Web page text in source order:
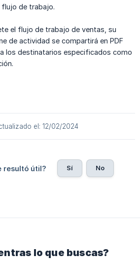
de trabajo.
el flujo de trabajo de ventas, su
de actividad se compartirá en PDF
los destinatarios especificados como
el: 12/02/2024
resultó útil? Sí No
lo que buscas?